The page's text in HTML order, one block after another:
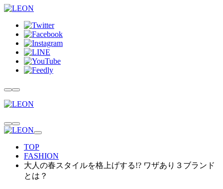
TOP
FASHION
大人の春スタイルを格上げする!? ワザあり３ブランド
とは？